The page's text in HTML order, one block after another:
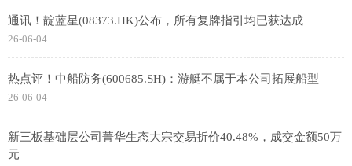
通讯！靛蓝星(08373.HK)公布，所有复牌指引均已获达成
26-06-04
热点评！中船防务(600685.SH)：游艇不属于本公司拓展船型
26-06-04
新三板基础层公司菁华生态大宗交易折价40.48%，成交金额50万
元